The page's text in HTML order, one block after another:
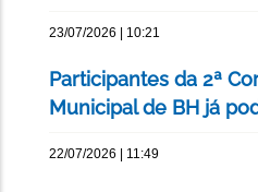
23/07/2026 | 10:21
Participantes da 2ª
Municipal de BH já
22/07/2026 | 11:49